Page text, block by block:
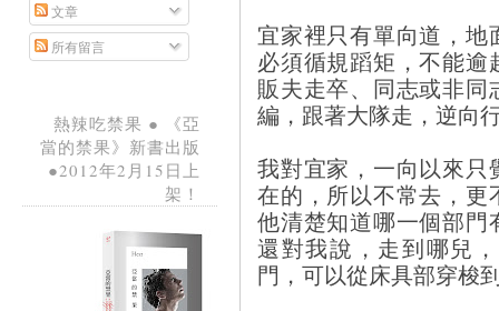
文章
所有留言
熱辣吃禁果 ● 《亞
當的禁果》新書出版
●2012年2月15日上
架！
宜家裡只有單向道，
必須循規蹈矩，不能
販夫走卒、同志或非
編，跟著大隊走，逆向
我對宜家，一向以來只
在的，所以不常去，更
他清楚知道哪一個部門
還對我說，走到哪兒
門，可以從床具部穿梭